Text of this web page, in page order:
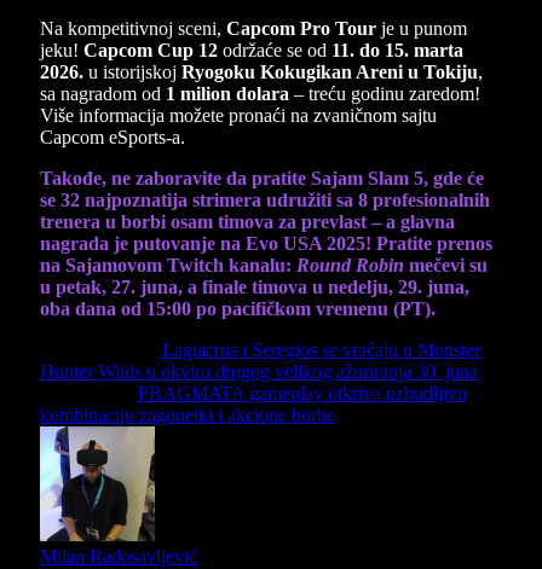
Na kompetitivnoj sceni, Capcom Pro Tour je u punom
jeku! Capcom Cup 12 održaće se od 11. do 15. marta
2026. u istorijskoj Ryogoku Kokugikan Areni u Tokiju,
sa nagradom od 1 milion dolara – treću godinu zaredom!
Više informacija možete pronaći na zvaničnom sajtu
Capcom eSports-a.
Takođe, ne zaboravite da pratite Sajam Slam 5, gde će
se 32 najpoznatija strimera udružiti sa 8 profesionalnih
trenera u borbi osam timova za prevlast – a glavna
nagrada je putovanje na Evo USA 2025! Pratite prenos
na Sajamovom Twitch kanalu: Round Robin mečevi su
u petak, 27. juna, a finale timova u nedelju, 29. juna,
oba dana od 15:00 po pacifičkom vremenu (PT).
Lagiacrus i Seregios se vraćaju u Monster
Hunter Wilds u okviru drugog velikog ažuriranja 30. juna
PRAGMATA gameplay otkriva uzbudljivu
kombinaciju zagonetki i akcione borbe
Milan Radosavljević